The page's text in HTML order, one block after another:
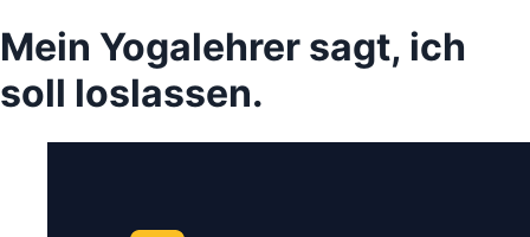
Mein Yogalehrer sagt, ich
soll loslassen.